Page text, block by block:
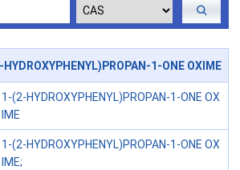
1-ONE OXIME
1-(2-HYDROXYPHENYL)PROPAN-1-ONE OX
IME
1-(2-HYDROXYPHENYL)PROPAN-1-ONE OX
IME;